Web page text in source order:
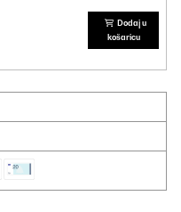
Dodaj u
košaricu